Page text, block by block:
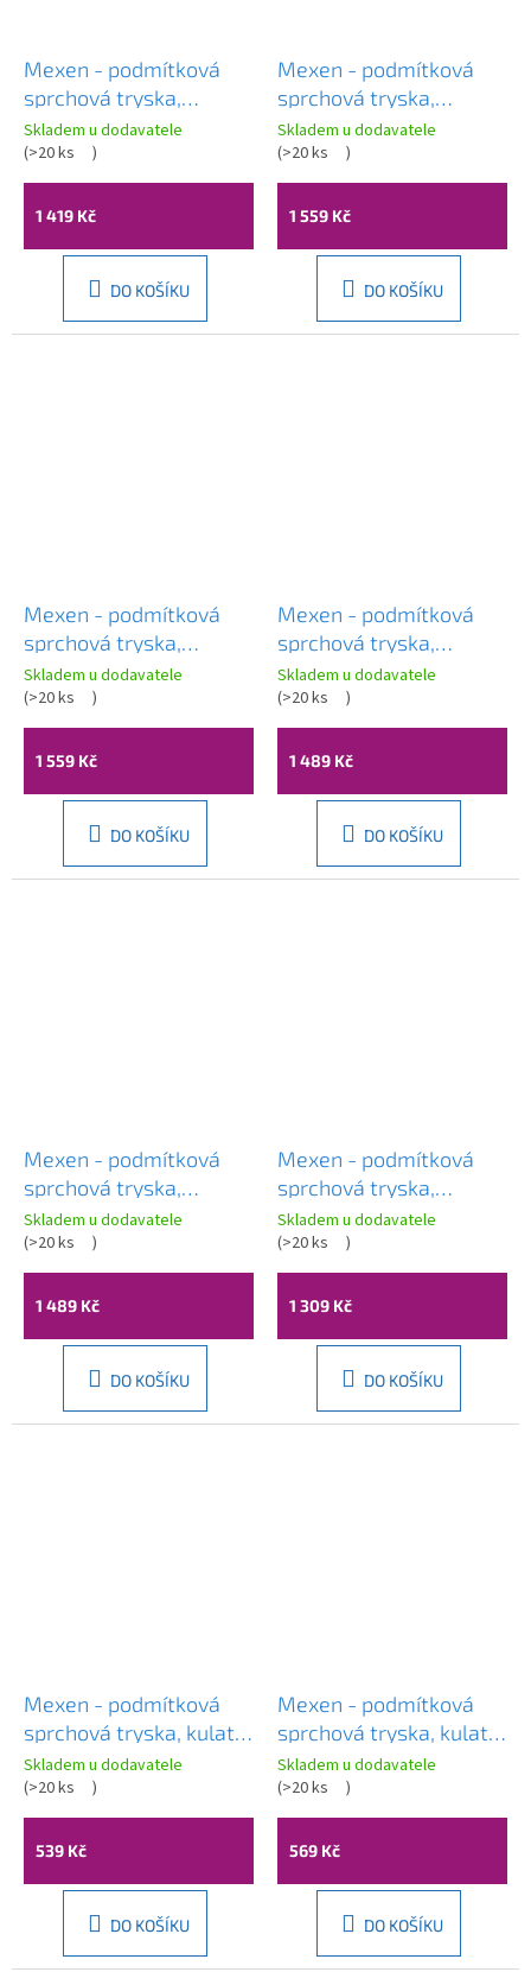
Mexen - podmítková
sprchová tryska,
čtvercová, 130x120 mm,
černá, 79365-70
Skladem u dodavatele
(>20 ks )
1 419 Kč
DO KOŠÍKU
Mexen - podmítková
sprchová tryska,
čtvercová, 130x120 mm,
grafitová, 79365-66
Skladem u dodavatele
(>20 ks )
1 559 Kč
DO KOŠÍKU
Mexen - podmítková
sprchová tryska,
čtvercová, 130x120 mm,
růžová-zlatá, 79365-60
Skladem u dodavatele
(>20 ks )
1 559 Kč
DO KOŠÍKU
Mexen - podmítková
sprchová tryska,
čtvercová, 130x120 mm,
zlatá, 79365-50
Skladem u dodavatele
(>20 ks )
1 489 Kč
DO KOŠÍKU
Mexen - podmítková
sprchová tryska,
čtvercová, 130x120 mm,
bílá, 79365-20
Skladem u dodavatele
(>20 ks )
1 489 Kč
DO KOŠÍKU
Mexen - podmítková
sprchová tryska,
čtvercová, 130x120 mm,
chromová, 79365-00
Skladem u dodavatele
(>20 ks )
1 309 Kč
DO KOŠÍKU
Mexen - podmítková
sprchová tryska, kulatá,
50 mm, černá, 79361-70
Skladem u dodavatele
(>20 ks )
539 Kč
DO KOŠÍKU
Mexen - podmítková
sprchová tryska, kulatá,
50 mm, grafitová,
79361-66
Skladem u dodavatele
(>20 ks )
569 Kč
DO KOŠÍKU